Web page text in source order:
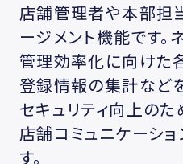
店舗管理者や本部担
ージメント機能です。
管理効率化に向けた
登録情報の集計など
セキュリティ向上の
店舗コミュニケーシ
す。